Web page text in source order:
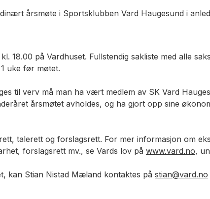
årsmøte i Sportsklubben Vard Haugesund i
18.00 på Vardhuset. Fullstendig sakliste med alle
uke før møtet.
til verv må man ha vært medlem av SK Vard
årsmøtet avholdes, og ha gjort opp sine
talerett og forslagsrett. For mer informasjon om
forslagsrett mv., se Vards lov på www.vard.no,
kan Stian Nistad Mæland kontaktes på stian@vard.no